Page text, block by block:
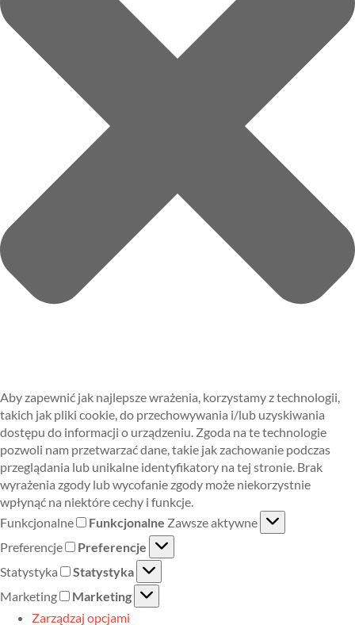
Aby zapewnić jak najlepsze wrażenia, korzystamy z technologii,
takich jak pliki cookie, do przechowywania i/lub uzyskiwania
dostępu do informacji o urządzeniu. Zgoda na te technologie
pozwoli nam przetwarzać dane, takie jak zachowanie podczas
przeglądania lub unikalne identyfikatory na tej stronie. Brak
wyrażenia zgody lub wycofanie zgody może niekorzystnie
wpłynąć na niektóre cechy i funkcje.
Funkcjonalne
Funkcjonalne Zawsze aktywne
Preferencje
Preferencje
Statystyka
Statystyka
Marketing
Marketing
Zarządzaj opcjami